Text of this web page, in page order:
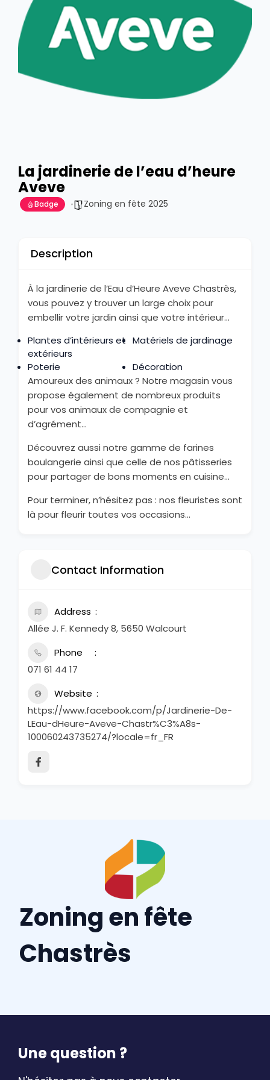
La jardinerie de l’eau d’heure
Aveve
Badge Zoning en fête 2025
Description
À la jardinerie de l’Eau d’Heure Aveve Chastrès,
vous pouvez y trouver un large choix pour
embellir votre jardin ainsi que votre intérieur…
Plantes d’intérieurs et
extérieurs
Matériels de jardinage
Poterie
Décoration
Amoureux des animaux ? Notre magasin vous
propose également de nombreux produits
pour vos animaux de compagnie et
d’agrément…
Découvrez aussi notre gamme de farines
boulangerie ainsi que celle de nos pâtisseries
pour partager de bons moments en cuisine…
Pour terminer, n’hésitez pas : nos fleuristes sont
là pour fleurir toutes vos occasions…
Contact Information
Address
Allée J. F. Kennedy 8, 5650 Walcourt
Phone
071 61 44 17
Website
https://www.facebook.com/p/Jardinerie-De-
LEau-dHeure-Aveve-Chastr%C3%A8s-
100060243735274/?locale=fr_FR
Zoning en fête
Chastrès
Une question ?